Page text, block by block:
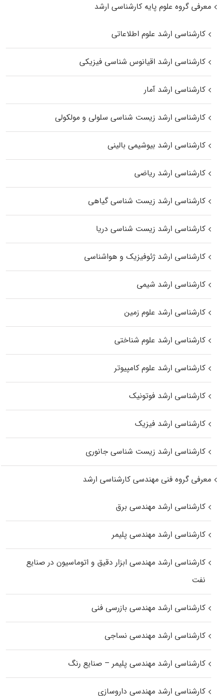
معرفی گروه علوم پایه کارشناسی ارشد
کارشناسی ارشد علوم اطلاعاتی
کارشناسی ارشد اقیانوس‌ شناسی فیزیکی
کارشناسی ارشد آمار
کارشناسی ارشد زیست شناسی سلولی و مولکولی
کارشناسی ارشد بیوشیمی بالینی
کارشناسی ارشد ریاضی
کارشناسی ارشد زیست‌ شناسی گیاهی
کارشناسی ارشد زیست‌ شناسی دریا
کارشناسی ارشد ژئوفیزیک و هواشناسی
کارشناسی ارشد شیمی
کارشناسی ارشد علوم زمین
کارشناسی ارشد علوم شناختی
کارشناسی ارشد علوم کامپیوتر
کارشناسی ارشد فوتونیک
کارشناسی ارشد فیزیک
کارشناسی ارشد زیست‌ شناسی جانوری
معرفی گروه فنی مهندسی کارشناسی ارشد
کارشناسی ارشد مهندسی برق
کارشناسی ارشد مهندسی پلیمر
کارشناسی ارشد مهندسی ابزار دقیق و اتوماسیون در صنایع
نفت
کارشناسی ارشد مهندسی بازرسی فنی
کارشناسی ارشد مهندسی نساجی
کارشناسی ارشد مهندسی پلیمر – صنایع رنگ
کارشناسی ارشد مهندسی داروسازی